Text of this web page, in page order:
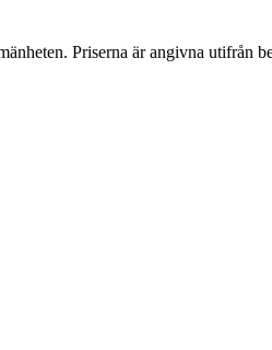
Priserna är angivna utifrån